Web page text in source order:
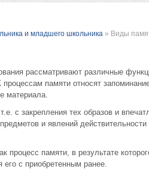
и младшего школьника » Виды
рассматривают различные
памяти относят
материала.
с закрепления тех образов и
и явлений действительности
процесс памяти, в результате
его с приобретенным ранее.